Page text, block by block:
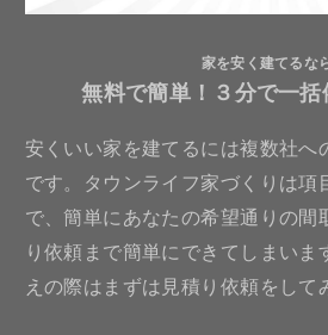
家を安く建てるな
無料で簡単！３分で一括
安くいい家を建てるには複数社へ
です。タウンライフ家づくりは項
で、簡単にあなたの希望通りの間
り依頼まで簡単にできてしまいま
えの際はまずは見積り依頼をして